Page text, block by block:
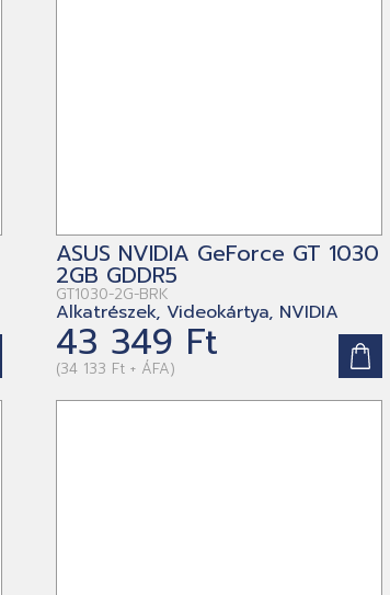
ASUS NVIDIA GeForce GT 1030
2GB GDDR5
GT1030-2G-BRK
Alkatrészek, Videokártya, NVIDIA
43 349 Ft
(34 133 Ft + ÁFA)